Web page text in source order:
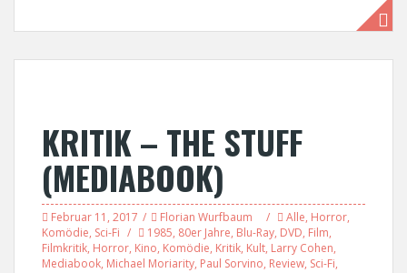
KRITIK – THE STUFF
(MEDIABOOK)
Februar 11, 2017 Florian Wurfbaum Alle, Horror,
Komödie, Sci-Fi 1985, 80er Jahre, Blu-Ray, DVD, Film,
Filmkritik, Horror, Kino, Komödie, Kritik, Kult, Larry Cohen,
Mediabook, Michael Moriarity, Paul Sorvino, Review, Sci-Fi,